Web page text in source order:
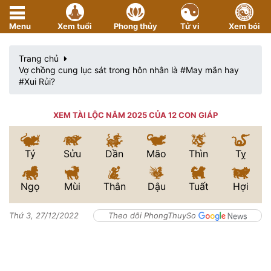
Menu Xem tuổi Phong thủy Tử vi Xem bói
Trang chủ
Vợ chồng cung lục sát trong hôn nhân là #May mắn hay
#Xui Rủi?
XEM TÀI LỘC NĂM 2025 CỦA 12 CON GIÁP
Tý Sửu Dần Mão Thìn Tỵ
Ngọ Mùi Thân Dậu Tuất Hợi
Thứ 3, 27/12/2022 Theo dõi PhongThuySo